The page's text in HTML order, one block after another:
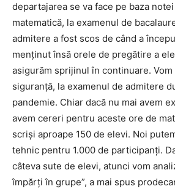
departajarea se va face pe baza
matematică, la examenul de
admitere a fost scos de când a
menţinut însă orele de pregătire a
asigurăm sprijinul în continuare.
siguranţă, la examenul de admitere
pandemie. Chiar dacă nu mai avem
avem cereri pentru aceste ore de
scrişi aproape 150 de elevi. Noi
tehnic pentru 1.000 de participanţi.
câteva sute de elevi, atunci vom
împărţi în grupe”, a mai spus